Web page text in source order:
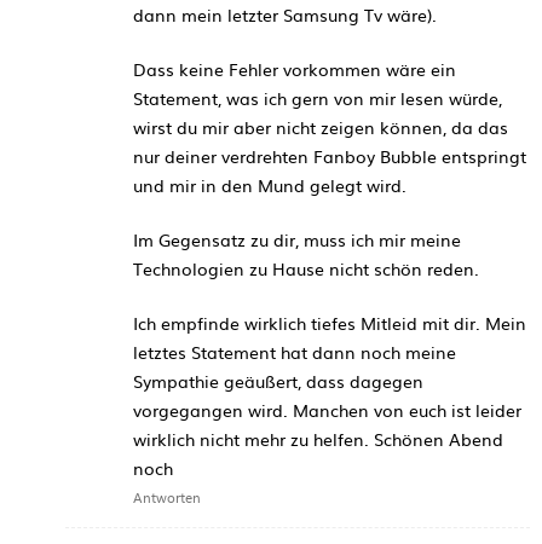
dann mein letzter Samsung Tv wäre).
Dass keine Fehler vorkommen wäre ein
Statement, was ich gern von mir lesen würde,
wirst du mir aber nicht zeigen können, da das
nur deiner verdrehten Fanboy Bubble entspringt
und mir in den Mund gelegt wird.
Im Gegensatz zu dir, muss ich mir meine
Technologien zu Hause nicht schön reden.
Ich empfinde wirklich tiefes Mitleid mit dir. Mein
letztes Statement hat dann noch meine
Sympathie geäußert, dass dagegen
vorgegangen wird. Manchen von euch ist leider
wirklich nicht mehr zu helfen. Schönen Abend
noch
Antworten